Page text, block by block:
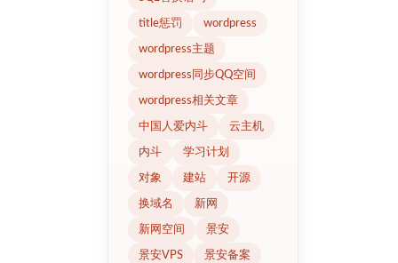
title惩罚 wordpress
wordpress主题
wordpress同步QQ空间
wordpress相关文章
中国人爱内斗 云主机
内斗 学习计划
对象 建站 开源
换域名 新网
新网空间 景安
景安VPS 景安备案